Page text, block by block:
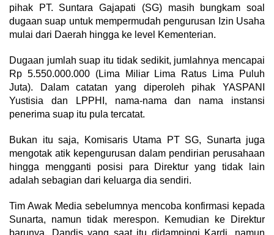
pihak PT. Suntara Gajapati (SG) masih bungkam soal
dugaan suap untuk mempermudah pengurusan Izin Usaha
mulai dari Daerah hingga ke level Kementerian.
Dugaan jumlah suap itu tidak sedikit, jumlahnya mencapai
Rp 5.550.000.000 (Lima Miliar Lima Ratus Lima Puluh
Juta). Dalam catatan yang diperoleh pihak YASPANI
Yustisia dan LPPHI, nama-nama dan nama instansi
penerima suap itu pula tercatat.
Bukan itu saja, Komisaris Utama PT SG, Sunarta juga
mengotak atik kepengurusan dalam pendirian perusahaan
hingga mengganti posisi para Direktur yang tidak lain
adalah sebagian dari keluarga dia sendiri.
Tim Awak Media sebelumnya mencoba konfirmasi kepada
Sunarta, namun tidak merespon. Kemudian ke Direktur
barunya, Dandis yang saat itu didampingi Kardi, namun